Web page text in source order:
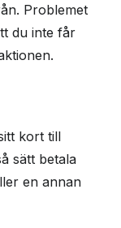
Problemet
du inte får
kort till
sätt betala
en annan